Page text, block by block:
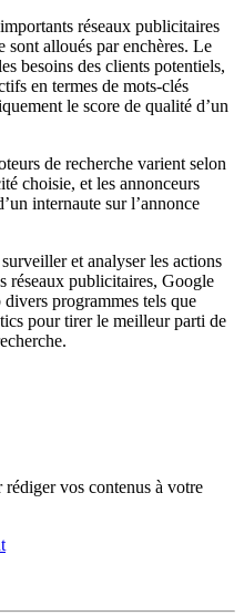
réseaux publicitaires
sont alloués par enchères. Le
besoins des clients potentiels,
en termes de mots-clés
le score de qualité d’un
de recherche varient selon
choisie, et les annonceurs
internaute sur l’annonce
et analyser les actions
réseaux publicitaires, Google
programmes tels que
pour tirer le meilleur parti de
vos contenus à votre